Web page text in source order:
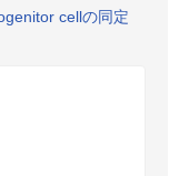
cellの同定